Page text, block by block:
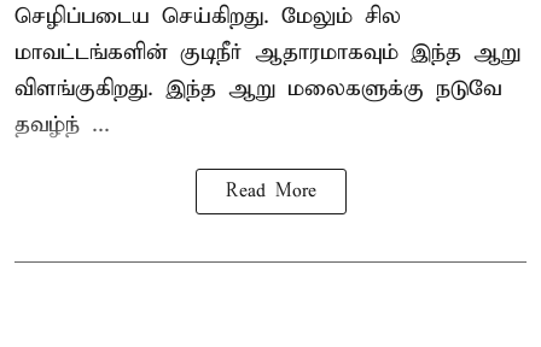
செழிப்படைய செய்கிறது. மேலும் சில
மாவட்டங்களின் குடிநீர் ஆதாரமாகவும் இந்த ஆறு
விளங்குகிறது. இந்த ஆறு மலைகளுக்கு நடுவே
தவழ்ந் ...
Read More